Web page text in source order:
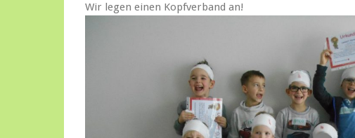
Wir legen einen Kopfverband an!